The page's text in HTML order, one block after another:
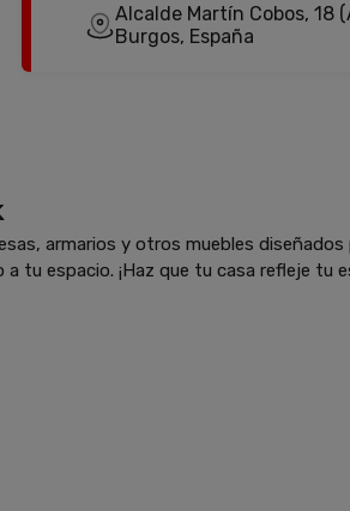
Alcalde Martín Cobos, 18
Burgos, España
armarios y otros muebles
espacio. ¡Haz que tu casa refleje tu